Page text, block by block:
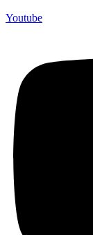
Youtube